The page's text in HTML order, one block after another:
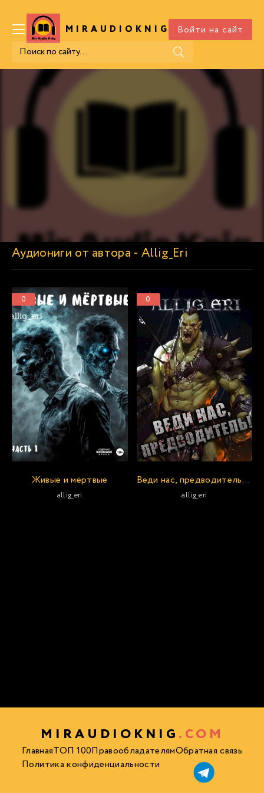
MIRAUDIOKNIG .COM
Войти на сайт
Аудиониги от автора - Allig_Eri
0
Живые и мёртвые
allig_eri
0
Веди нас, предводитель! (Skyrim)
allig_eri
MIRAUDIOKNIG .COM
ГлавнаяТОП 100ПравообладателямОбратная связь
Политика конфиденциальности